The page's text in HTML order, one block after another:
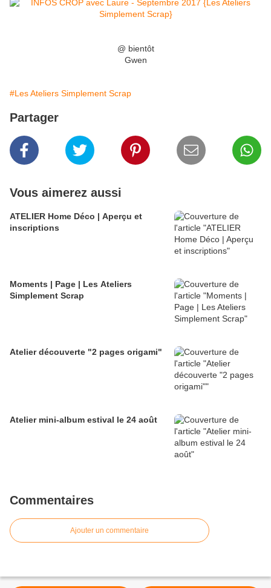
@ bientôt
Gwen
#Les Ateliers Simplement Scrap
Partager
Vous aimerez aussi
ATELIER Home Déco | Aperçu et
inscriptions
Moments | Page | Les Ateliers
Simplement Scrap
Atelier découverte "2 pages origami"
Atelier mini-album estival le 24 août
Commentaires
Ajouter un commentaire